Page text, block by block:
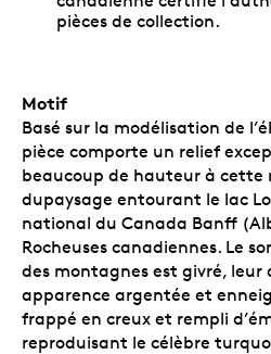
pièces de collection.
Motif
Basé sur la modélisation de
pièce comporte un relief
beaucoup de hauteur à cette
dupaysage entourant le lac
national du Canada Banff
Rocheuses canadiennes. Le
des montagnes est givré, leur
apparence argentée et
frappé en creux et rempli
reproduisant le célèbre